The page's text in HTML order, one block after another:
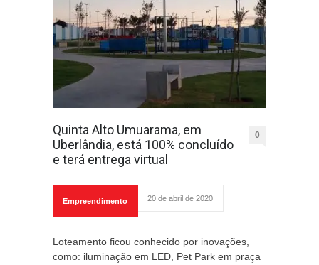
Quinta Alto Umuarama, em
Uberlândia, está 100% concluído
e terá entrega virtual
0
Empreendimento 20 de abril de 2020
Loteamento ficou conhecido por inovações,
como: iluminação em LED, Pet Park em praça